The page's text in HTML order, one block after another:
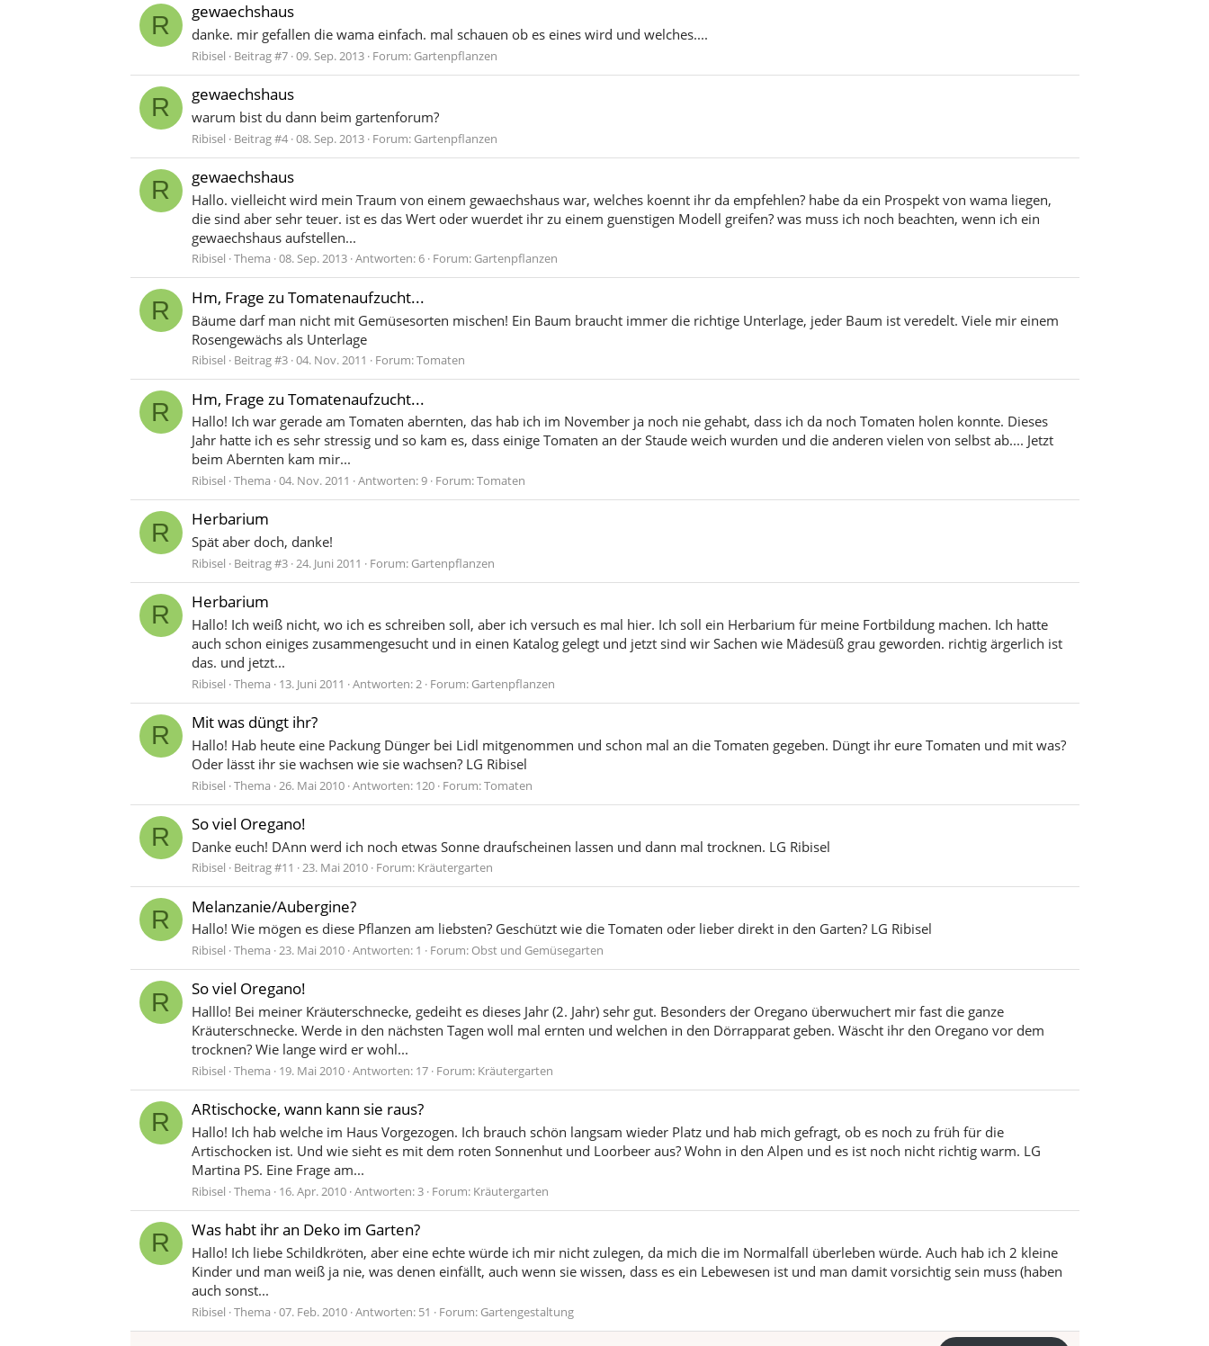
R gewaechshaus
danke. mir gefallen die wama einfach. mal schauen ob es eines wird und welches....
Ribisel Beitrag #7 09. Sep. 2013 Forum: Gartenpflanzen
R gewaechshaus
warum bist du dann beim gartenforum?
Ribisel Beitrag #4 08. Sep. 2013 Forum: Gartenpflanzen
R gewaechshaus
Hallo. vielleicht wird mein Traum von einem gewaechshaus war, welches koennt ihr da empfehlen? habe da ein Prospekt von wama liegen,
die sind aber sehr teuer. ist es das Wert oder wuerdet ihr zu einem guenstigen Modell greifen? was muss ich noch beachten, wenn ich ein
gewaechshaus aufstellen...
Ribisel Thema 08. Sep. 2013 Antworten: 6 Forum: Gartenpflanzen
R Hm, Frage zu Tomatenaufzucht...
Bäume darf man nicht mit Gemüsesorten mischen! Ein Baum braucht immer die richtige Unterlage, jeder Baum ist veredelt. Viele mir einem
Rosengewächs als Unterlage
Ribisel Beitrag #3 04. Nov. 2011 Forum:Tomaten
R Hm, Frage zu Tomatenaufzucht...
Hallo! Ich war gerade am Tomaten abernten, das hab ich im November ja noch nie gehabt, dass ich da noch Tomaten holen konnte. Dieses
Jahr hatte ich es sehr stressig und so kam es, dass einige Tomaten an der Staude weich wurden und die anderen vielen von selbst ab.... Jetzt
beim Abernten kam mir...
Ribisel Thema 04. Nov. 2011 Antworten: 9 Forum:Tomaten
R Herbarium
Spät aber doch, danke!
Ribisel Beitrag #3 24. Juni 2011 Forum: Gartenpflanzen
R Herbarium
Hallo! Ich weiß nicht, wo ich es schreiben soll, aber ich versuch es mal hier. Ich soll ein Herbarium für meine Fortbildung machen. Ich hatte
auch schon einiges zusammengesucht und in einen Katalog gelegt und jetzt sind wir Sachen wie Mädesüß grau geworden. richtig ärgerlich ist
das. und jetzt...
Ribisel Thema 13. Juni 2011 Antworten: 2 Forum: Gartenpflanzen
R Mit was düngt ihr?
Hallo! Hab heute eine Packung Dünger bei Lidl mitgenommen und schon mal an die Tomaten gegeben. Düngt ihr eure Tomaten und mit was?
Oder lässt ihr sie wachsen wie sie wachsen? LG Ribisel
Ribisel Thema 26. Mai 2010 Antworten: 120 Forum:Tomaten
R So viel Oregano!
Danke euch! DAnn werd ich noch etwas Sonne draufscheinen lassen und dann mal trocknen. LG Ribisel
Ribisel Beitrag #11 23. Mai 2010 Forum: Kräutergarten
R Melanzanie/Aubergine?
Hallo! Wie mögen es diese Pflanzen am liebsten? Geschützt wie die Tomaten oder lieber direkt in den Garten? LG Ribisel
Ribisel Thema 23. Mai 2010 Antworten: 1 Forum: Obst und Gemüsegarten
R So viel Oregano!
Halllo! Bei meiner Kräuterschnecke, gedeiht es dieses Jahr (2. Jahr) sehr gut. Besonders der Oregano überwuchert mir fast die ganze
Kräuterschnecke. Werde in den nächsten Tagen woll mal ernten und welchen in den Dörrapparat geben. Wäscht ihr den Oregano vor dem
trocknen? Wie lange wird er wohl...
Ribisel Thema 19. Mai 2010 Antworten: 17 Forum: Kräutergarten
R ARtischocke, wann kann sie raus?
Hallo! Ich hab welche im Haus Vorgezogen. Ich brauch schön langsam wieder Platz und hab mich gefragt, ob es noch zu früh für die
Artischocken ist. Und wie sieht es mit dem roten Sonnenhut und Loorbeer aus? Wohn in den Alpen und es ist noch nicht richtig warm. LG
Martina PS. Eine Frage am...
Ribisel Thema 16. Apr. 2010 Antworten: 3 Forum: Kräutergarten
R Was habt ihr an Deko im Garten?
Hallo! Ich liebe Schildkröten, aber eine echte würde ich mir nicht zulegen, da mich die im Normalfall überleben würde. Auch hab ich 2 kleine
Kinder und man weiß ja nie, was denen einfällt, auch wenn sie wissen, dass es ein Lebewesen ist und man damit vorsichtig sein muss (haben
auch sonst...
Ribisel Thema 07. Feb. 2010 Antworten: 51 Forum: Gartengestaltung